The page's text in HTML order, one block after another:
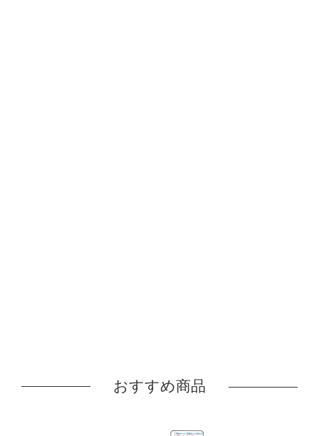
おすすめ商品